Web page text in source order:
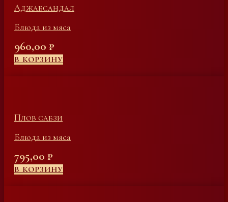
Аджабсандал
Блюда из мяса
960,00 ₽
В КОРЗИНУ
Плов сабзи
Блюда из мяса
795,00 ₽
В КОРЗИНУ